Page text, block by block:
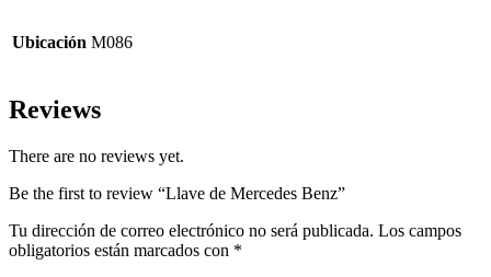
Ubicación M086
Reviews
There are no reviews yet.
Be the first to review “Llave de Mercedes Benz”
Tu dirección de correo electrónico no será publicada. Los campos
obligatorios están marcados con *